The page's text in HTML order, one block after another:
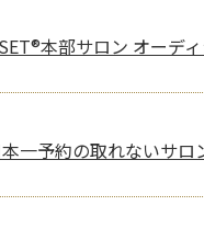
本部サロン オーデ
一予約の取れないサロ